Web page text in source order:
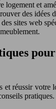
logement et
des idées
sites web
et réussir votre
pratiques.